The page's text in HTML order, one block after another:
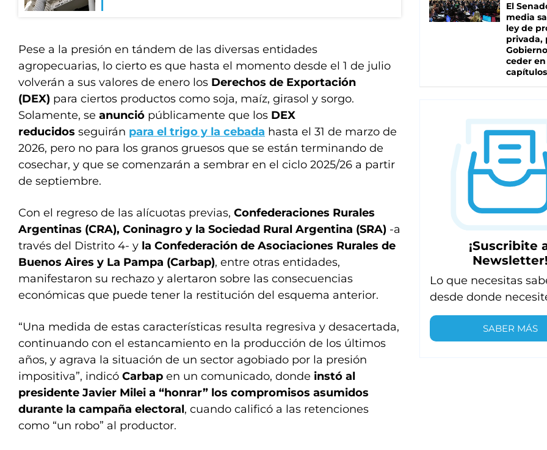
Pese a la presión en tándem de las diversas entidades
agropecuarias, lo cierto es que hasta el momento desde el 1 de julio
volverán a sus valores de enero los Derechos de Exportación
(DEX) para ciertos productos como soja, maíz, girasol y sorgo.
Solamente, se anunció públicamente que los DEX
reducidos seguirán para el trigo y la cebada hasta el 31 de marzo de
2026, pero no para los granos gruesos que se están terminando de
cosechar, y que se comenzarán a sembrar en el ciclo 2025/26 a partir
de septiembre.
Con el regreso de las alícuotas previas, Confederaciones Rurales
Argentinas (CRA), Coninagro y la Sociedad Rural Argentina (SRA) -a
través del Distrito 4- y la Confederación de Asociaciones Rurales de
Buenos Aires y La Pampa (Carbap), entre otras entidades,
manifestaron su rechazo y alertaron sobre las consecuencias
económicas que puede tener la restitución del esquema anterior.
“Una medida de estas características resulta regresiva y desacertada,
continuando con el estancamiento en la producción de los últimos
años, y agrava la situación de un sector agobiado por la presión
impositiva”, indicó Carbap en un comunicado, donde instó al
presidente Javier Milei a “honrar” los compromisos asumidos
durante la campaña electoral, cuando calificó a las retenciones
como “un robo” al productor.
El
media
ley de
privada,
ceder
capítulos
¡Suscribite
Newsletter!
Lo que necesitas
desde donde
SABER MÁS